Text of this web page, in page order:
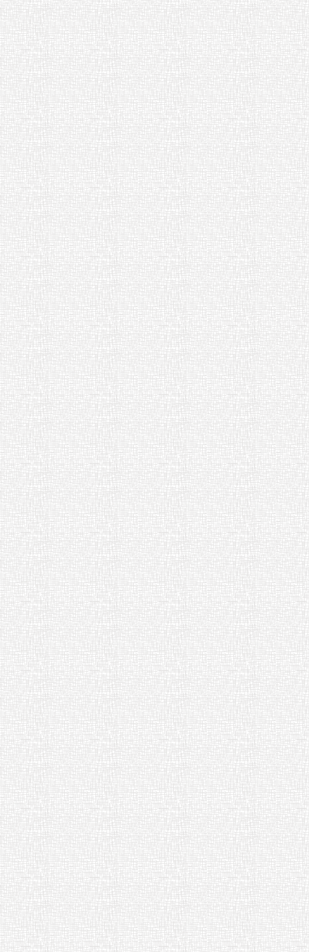
令和８年度 年間行事予定 [ pdf
B ]
サポート広場の件について [ pdf
B ]
01 R8啓発リーフレット（小学
３年生用） [ pdf 325 KB ]
02 R8 啓発リーフレット（小学
６年生用） [ pdf 479 KB ]
04 R8啓発リーフレット（保護